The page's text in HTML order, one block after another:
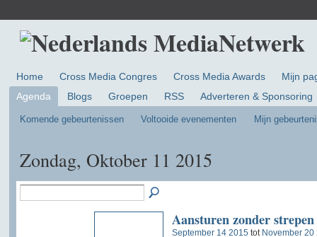
Home Cross Media Congres Cross Media Awards
Mijn
Agenda
Blogs Groepen RSS Adverteren & Sponsoring
Komende gebeurtenissen Voltooide evenementen Mijn
Zondag, Oktober 11 2015
Aansturen zonder
September 14 2015 tot November 20